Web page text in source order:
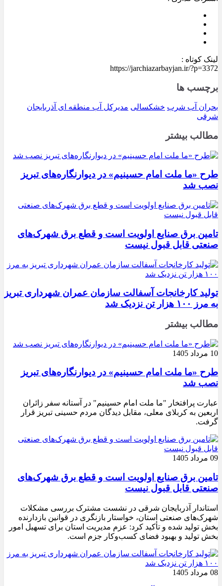
لینک کوتاه :
https://jarchiazarbayjan.ir/?p=3372
برچسب ها
بحران آب شرب خشکسالی مدیرکل آب منطقه ای آذربایجان
شرقی
مطالب بیشتر
طرح «ما ملت امام حسینیم» در دیوارنگاره‌های تبریز
نصب شد
تامین برق صنایع اولویت است و قطع برق شهرک‌های
صنعتی قابل قبول نیست
تولید کارخانجات آسفالت سازمان عمران شهرداری تبریز
به مرز ۱۰۰ هزار تن نزدیک شد
مطالب بیشتر
10 مرداد 1405
طرح «ما ملت امام حسینیم» در دیوارنگاره‌های تبریز
نصب شد
عبارت پرافتخار "ما ملت امام حسینیم" در آستانه سفر زائران
اربعین به کربلای معلی، مقابل دیدگان مردم حسینی تبریز قرار
گرفت.
09 مرداد 1405
تامین برق صنایع اولویت است و قطع برق شهرک‌های
صنعتی قابل قبول نیست
استاندار آذربایجان شرقی در نشست مشترک بررسی مشکلات
شهرک‌های صنعتی استان، خواستار بازنگری در قوانین بازدارنده
بخش تولید شده و تأکید کرد: عزم مدیریت استان برای تسهیل امور
بخش تولید و بهبود فضای کسب‌وکار جزم است.
08 مرداد 1405